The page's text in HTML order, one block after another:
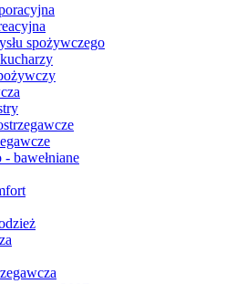
spożywczego
bawełniane